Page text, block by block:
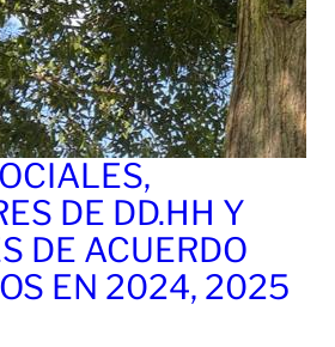
DE DD.HH Y
DE ACUERDO
EN 2024, 2025